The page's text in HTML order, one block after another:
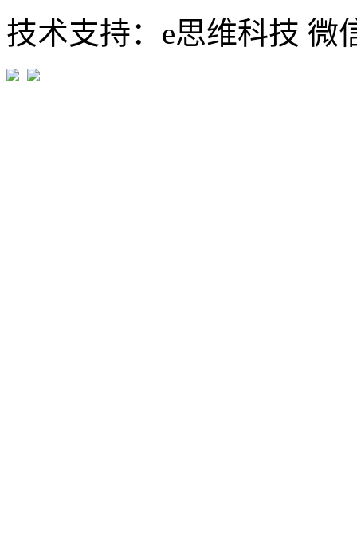
技术支持：e思维科技 微